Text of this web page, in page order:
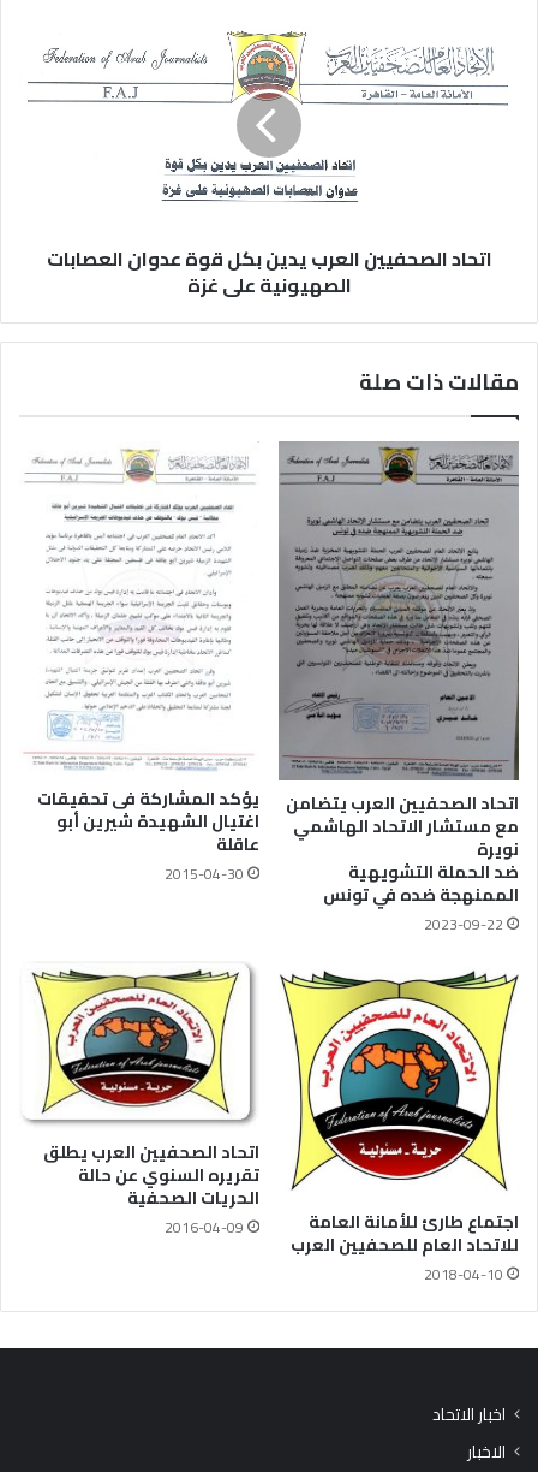
اتحاد الصحفيين العرب يدين بكل قوة عدوان العصابات
الصهيونية على غزة
مقالات ذات صلة
اتحاد الصحفيين العرب يتضامن
مع مستشار الاتحاد الهاشمي
نويرة
ضد الحملة التشويهية
الممنهجة ضده في تونس
2023-09-22
يؤكد المشاركة فى تحقيقات
اغتيال الشهيدة شيرين أبو
عاقلة
2015-04-30
اجتماع طارئ للأمانة العامة
للاتحاد العام للصحفيين العرب
2018-04-10
اتحاد الصحفيين العرب يطلق
تقريره السنوي عن حالة
الحريات الصحفية
2016-04-09
اخبار الاتحاد
الاخبار